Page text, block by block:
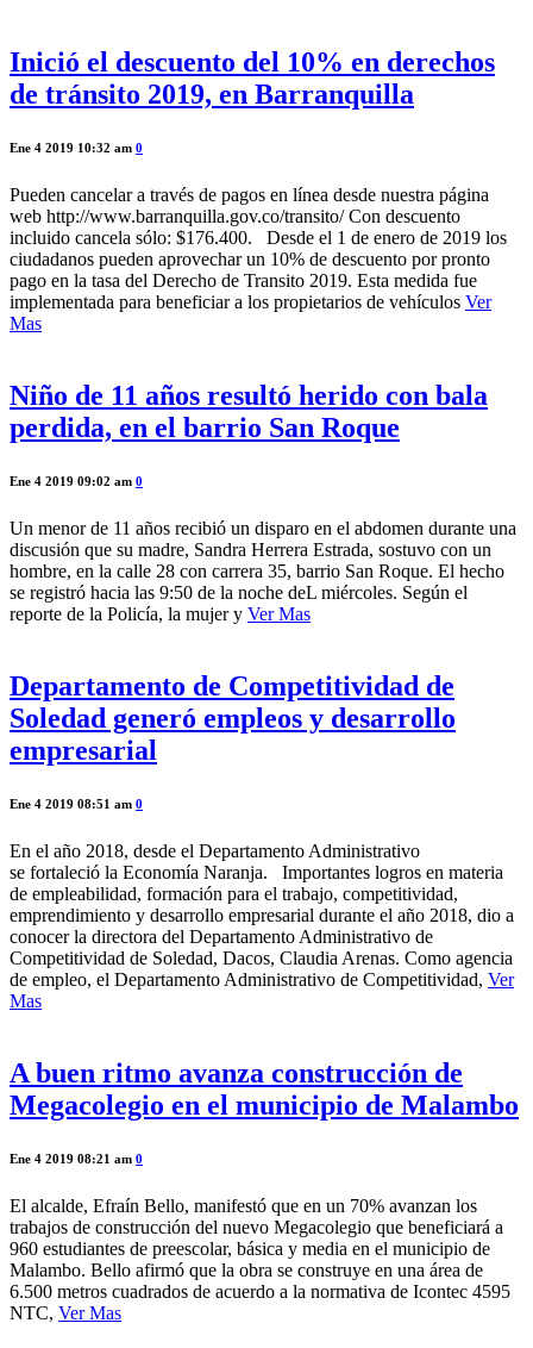
Inició el descuento del 10% en derechos
de tránsito 2019, en Barranquilla
Ene 4 2019 10:32 am 0
Pueden cancelar a través de pagos en línea desde nuestra página
web http://www.barranquilla.gov.co/transito/ Con descuento
incluido cancela sólo: $176.400. Desde el 1 de enero de 2019 los
ciudadanos pueden aprovechar un 10% de descuento por pronto
pago en la tasa del Derecho de Transito 2019. Esta medida fue
implementada para beneficiar a los propietarios de vehículos Ver
Mas
Niño de 11 años resultó herido con bala
perdida, en el barrio San Roque
Ene 4 2019 09:02 am 0
Un menor de 11 años recibió un disparo en el abdomen durante una
discusión que su madre, Sandra Herrera Estrada, sostuvo con un
hombre, en la calle 28 con carrera 35, barrio San Roque. El hecho
se registró hacia las 9:50 de la noche deL miércoles. Según el
reporte de la Policía, la mujer y Ver Mas
Departamento de Competitividad de
Soledad generó empleos y desarrollo
empresarial
Ene 4 2019 08:51 am 0
En el año 2018, desde el Departamento Administrativo
se fortaleció la Economía Naranja. Importantes logros en materia
de empleabilidad, formación para el trabajo, competitividad,
emprendimiento y desarrollo empresarial durante el año 2018, dio a
conocer la directora del Departamento Administrativo de
Competitividad de Soledad, Dacos, Claudia Arenas. Como agencia
de empleo, el Departamento Administrativo de Competitividad, Ver
Mas
A buen ritmo avanza construcción de
Megacolegio en el municipio de Malambo
Ene 4 2019 08:21 am 0
El alcalde, Efraín Bello, manifestó que en un 70% avanzan los
trabajos de construcción del nuevo Megacolegio que beneficiará a
960 estudiantes de preescolar, básica y media en el municipio de
Malambo. Bello afirmó que la obra se construye en una área de
6.500 metros cuadrados de acuerdo a la normativa de Icontec 4595
NTC, Ver Mas